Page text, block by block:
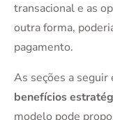
transacional e as
outra forma,
pagamento.
As seções a
benefícios
modelo pode